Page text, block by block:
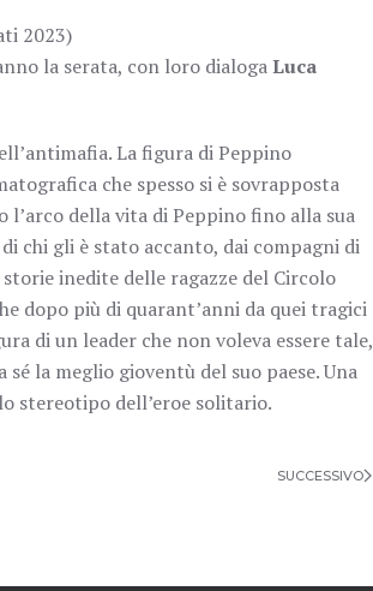
2023)
la serata, con loro dialogaLuca
La figura di Peppino
che spesso si è sovrapposta
della vita di Peppino fino alla sua
chi gli è stato accanto, dai compagni di
inedite delle ragazze del Circolo
dopo più di quarant’anni da quei tragici
di un leader che non voleva essere tale,
la meglio gioventù del suo paese. Una
stereotipo dell’eroe solitario.
SUCCESSIVO